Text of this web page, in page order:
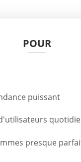
POUR
puissant
presque